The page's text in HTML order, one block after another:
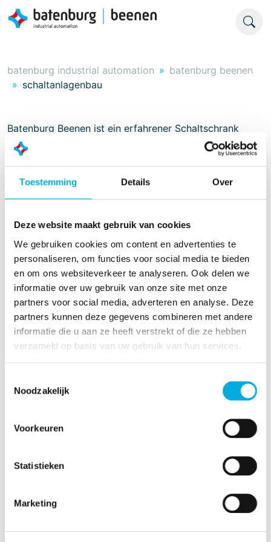
Toestemming Details Over
Deze website maakt gebruik van cookies
We gebruiken cookies om content en advertenties te
personaliseren, om functies voor social media te bieden
en om ons websiteverkeer te analyseren. Ook delen we
informatie over uw gebruik van onze site met onze
partners voor social media, adverteren en analyse. Deze
partners kunnen deze gegevens combineren met andere
informatie die u aan ze heeft verstrekt of die ze hebben
verzameld op basis van uw gebruik van hun services.
Noodzakelijk
Voorkeuren
Statistieken
Marketing
batenburg industrial automation
batenburg beenen
schaltanlagenbau
Batenburg Beenen ist ein erfahrener Schaltschrank
Bauer. Ein Team begeisterter Verdrahtungsmechaniker
ist verantwortlich für die Montage verschiedener
Der Schaltschränke Bau ist verantwortlich für die
PLC Schaltschränken,
ICT/Data schraänken
pneumatische Schaltschränken,
Remote i/o- Schaltschränken,
Stromverteiler
Mehr Informationen?
Alex van Dalen